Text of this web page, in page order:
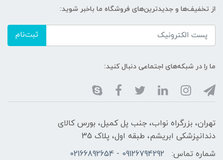
از تخفیف‌ها و جدیدترین‌های فروشگاه ما باخبر شوید:
ثبت‌نام
ما را در شبکه‌های اجتماعی دنبال کنید:
تهران، بزرگراه نواب، جنب پل کمیل، بورس کالای
دندانپزشکی ابریشم، طبقه اول، پلاک 35
شماره تماس:
09126794292 - 02166892654